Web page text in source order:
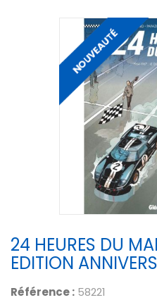
24 HEURES DU
EDITION
Référence : 58221